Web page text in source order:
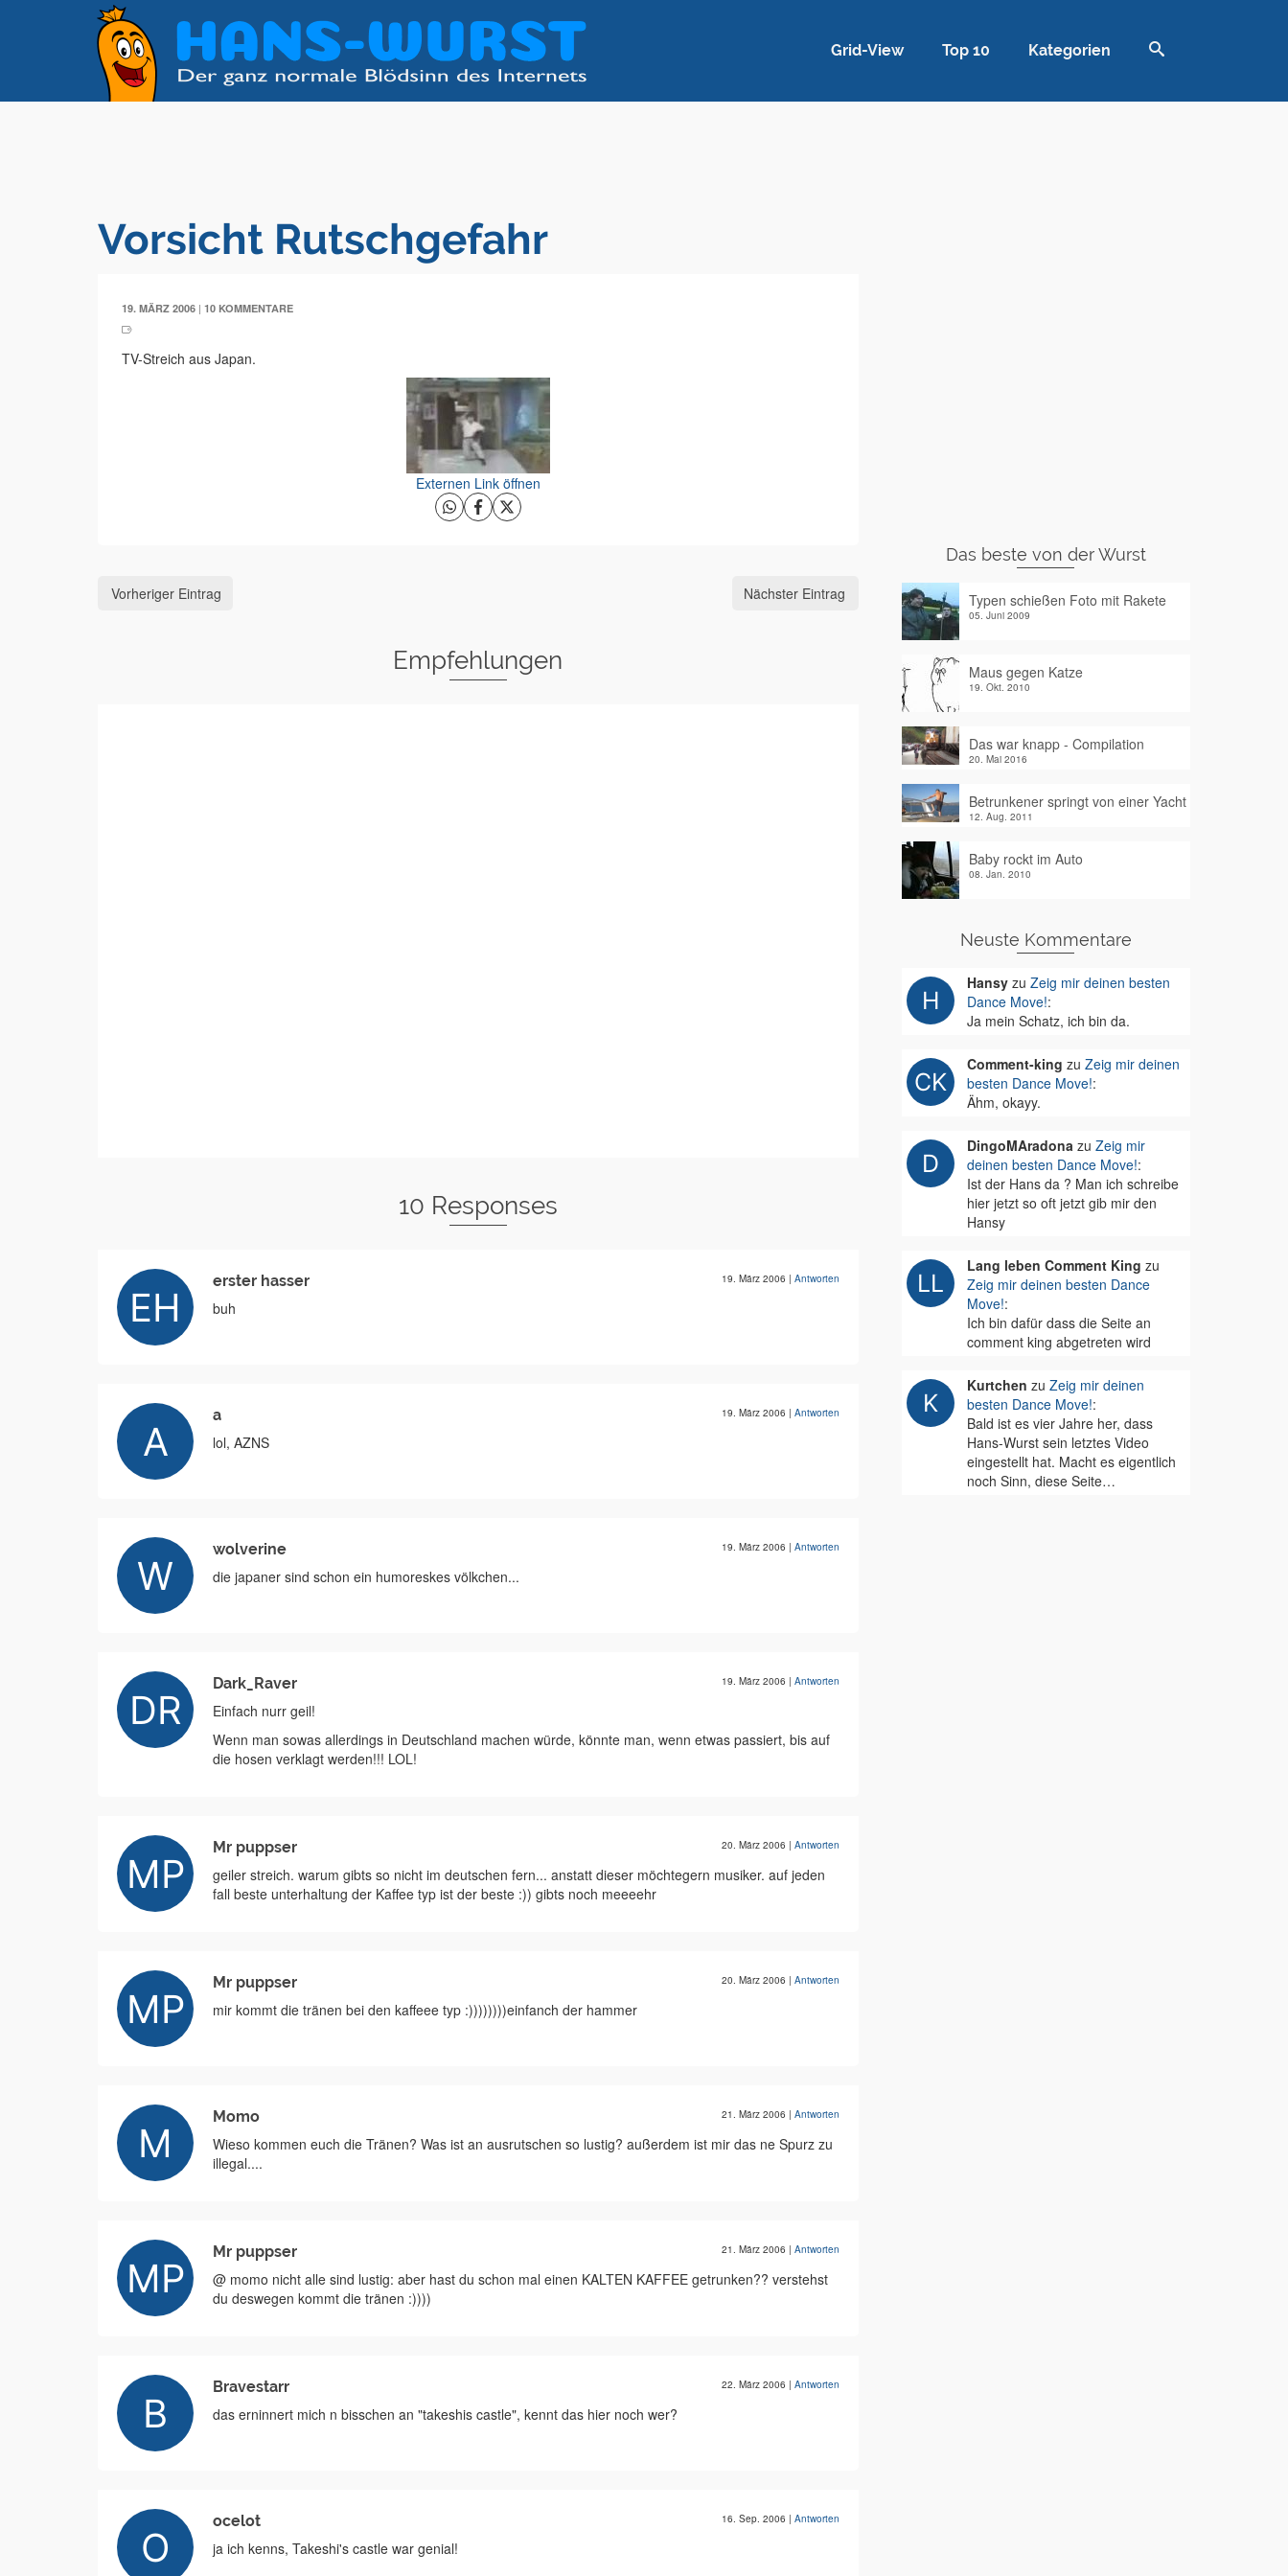
Grid-View Top 10 Kategorien
Vorsicht Rutschgefahr
19. MÄRZ 2006 | 10 KOMMENTARE
TV-Streich aus Japan.
Externen Link öffnen
Vorheriger Eintrag Nächster Eintrag
Empfehlungen
10 Responses
erster hasser 19. März 2006 | Antworten
buh
a 19. März 2006 | Antworten
lol, AZNS
wolverine 19. März 2006 | Antworten
die japaner sind schon ein humoreskes völkchen...
Dark_Raver 19. März 2006 | Antworten
Einfach nurr geil!
Wenn man sowas allerdings in Deutschland machen würde, könnte man, wenn etwas passiert, bis auf
die hosen verklagt werden!!! LOL!
Mr puppser 20. März 2006 | Antworten
geiler streich. warum gibts so nicht im deutschen fern... anstatt dieser möchtegern musiker. auf jeden
fall beste unterhaltung der Kaffee typ ist der beste :)) gibts noch meeeehr
Mr puppser 20. März 2006 | Antworten
mir kommt die tränen bei den kaffeee typ :))))))))einfanch der hammer
Momo 21. März 2006 | Antworten
Wieso kommen euch die Tränen? Was ist an ausrutschen so lustig? außerdem ist mir das ne Spurz zu
illegal....
Mr puppser 21. März 2006 | Antworten
@ momo nicht alle sind lustig: aber hast du schon mal einen KALTEN KAFFEE getrunken?? verstehst
du deswegen kommt die tränen :))))
Bravestarr 22. März 2006 | Antworten
das erninnert mich n bisschen an "takeshis castle", kennt das hier noch wer?
ocelot 16. Sep. 2006 | Antworten
ja ich kenns, Takeshi's castle war genial!
Das beste von der Wurst
Typen schießen Foto mit Rakete
05. Juni 2009
Maus gegen Katze
19. Okt. 2010
Das war knapp - Compilation
20. Mai 2016
Betrunkener springt von einer Yacht
12. Aug. 2011
Baby rockt im Auto
08. Jan. 2010
Neuste Kommentare
Hansyzu Zeig mir deinen besten
Dance Move!:
Ja mein Schatz, ich bin da.
Comment-king zu Zeig mir deinen
besten Dance Move!:
Ähm, okayy.
DingoMAradonazu Zeig mir
deinen besten Dance Move!:
Ist der Hans da ? Man ich schreibe
hier jetzt so oft jetzt gib mir den
Hansy
Lang leben Comment King zu
Zeig mir deinen besten Dance
Move!:
Ich bin dafür dass die Seite an
comment king abgetreten wird
Kurtchen zu Zeig mir deinen
besten Dance Move!:
Bald ist es vier Jahre her, dass
Hans-Wurst sein letztes Video
eingestellt hat. Macht es eigentlich
noch Sinn, diese Seite…